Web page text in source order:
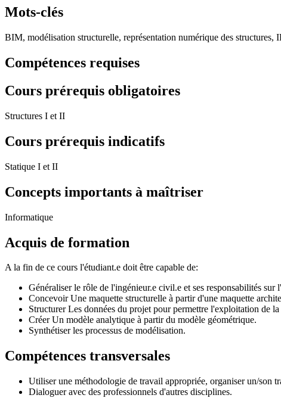
Mots-clés
BIM, modélisation structurelle, représentation numérique des
Compétences requises
Cours prérequis obligatoires
Structures I et II
Cours prérequis indicatifs
Statique I et II
Concepts importants à maîtriser
Informatique
Acquis de formation
A la fin de ce cours l'étudiant.e doit être capable de:
Généraliser le rôle de l'ingénieur.e civil.e et ses responsabilités
Concevoir Une maquette structurelle à partir d'une maquette
Structurer Les données du projet pour permettre l'exploitation de
Créer Un modèle analytique à partir du modèle géométrique.
Synthétiser les processus de modélisation.
Compétences transversales
Utiliser une méthodologie de travail appropriée, organiser un/son
Dialoguer avec des professionnels d'autres disciplines.